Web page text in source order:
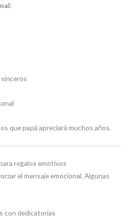
:
que papá apreciará muchos años.
regalos emotivos
el mensaje emocional. Algunas
con dedicatorias